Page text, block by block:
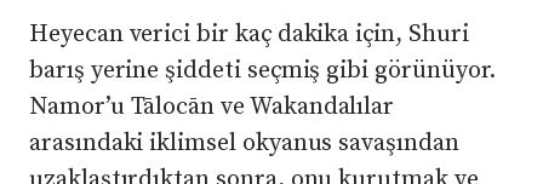
Heyecan verici bir kaç dakika için, Shuri
barış yerine şiddeti seçmiş gibi görünüyor.
Namor’u Tālocān ve Wakandalılar
arasındaki iklimsel okyanus savaşından